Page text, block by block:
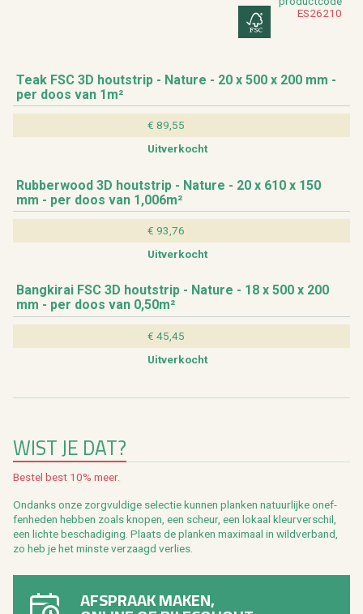
ES­26210
Teak FSC 3D hout­strip - Na­tu­re - 20 x 500 x 200 mm -
per doos van 1m²
€ 89,55
Uit­ver­kocht
Rub­ber­wood 3D hout­strip - Na­tu­re - 20 x 610 x 150
mm - per doos van 1,006m²
€ 93,76
Uit­ver­kocht
Bang­ki­rai FSC 3D hout­strip - Na­tu­re - 18 x 500 x 200
mm - per doos van 0,50m²
€ 45,45
Uit­ver­kocht
WIST JE DAT?
Be­stel best 10% meer.
On­danks onze zorg­vul­di­ge se­lec­tie kun­nen plan­ken na­tuur­lij­ke on­ef­
fen­he­den heb­ben zoals kno­pen, een scheur, een lo­kaal kleur­ver­schil,
een lich­te be­scha­di­ging. Plaats de plan­ken maxi­maal in wild­ver­band,
zo heb je het min­ste ver­zaagd ver­lies.
AFSPRAAK MAKEN,